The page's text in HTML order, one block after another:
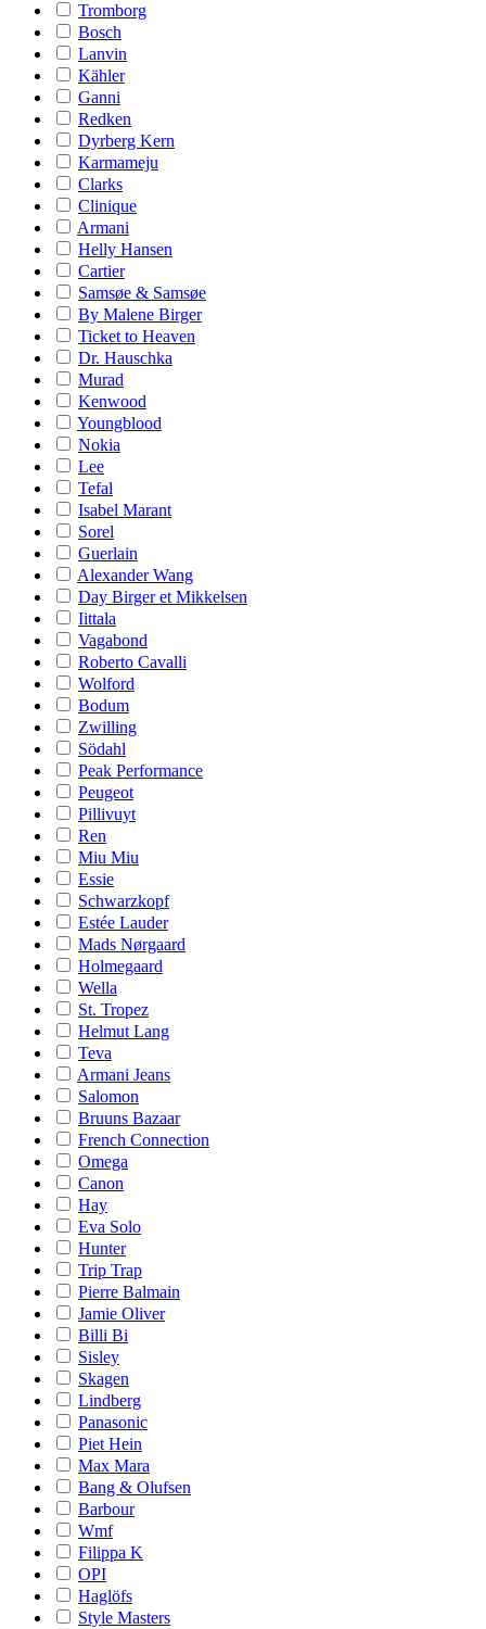
Tromborg
Bosch
Lanvin
Kähler
Ganni
Redken
Dyrberg Kern
Karmameju
Clarks
Clinique
Armani
Helly Hansen
Cartier
Samsøe & Samsøe
By Malene Birger
Ticket to Heaven
Dr. Hauschka
Murad
Kenwood
Youngblood
Nokia
Lee
Tefal
Isabel Marant
Sorel
Guerlain
Alexander Wang
Day Birger et Mikkelsen
Iittala
Vagabond
Roberto Cavalli
Wolford
Bodum
Zwilling
Södahl
Peak Performance
Peugeot
Pillivuyt
Ren
Miu Miu
Essie
Schwarzkopf
Estée Lauder
Mads Nørgaard
Holmegaard
Wella
St. Tropez
Helmut Lang
Teva
Armani Jeans
Salomon
Bruuns Bazaar
French Connection
Omega
Canon
Hay
Eva Solo
Hunter
Trip Trap
Pierre Balmain
Jamie Oliver
Billi Bi
Sisley
Skagen
Lindberg
Panasonic
Piet Hein
Max Mara
Bang & Olufsen
Barbour
Wmf
Filippa K
OPI
Haglöfs
Style Masters